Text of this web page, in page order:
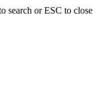
search or ESC to close